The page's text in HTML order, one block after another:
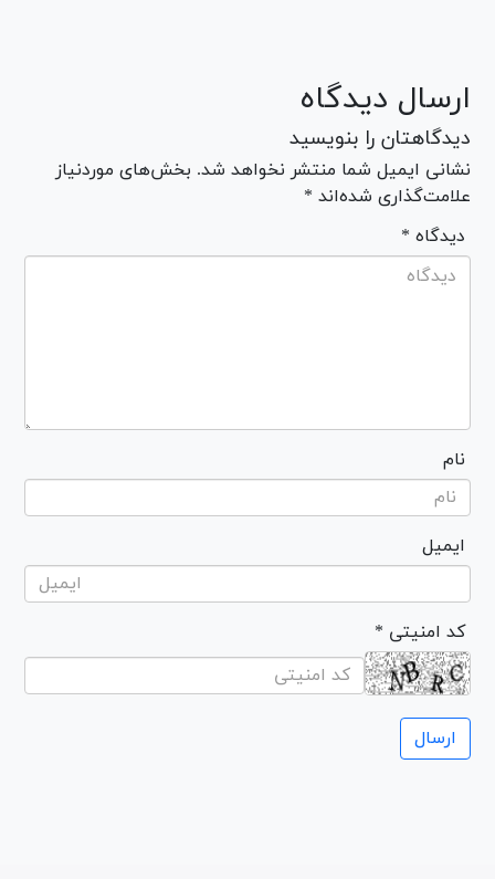
ارسال دیدگاه
دیدگاهتان را بنویسید
نشانی ایمیل شما منتشر نخواهد شد. بخش‌های موردنیاز
علامت‌گذاری شده‌اند *
* دیدگاه
نام
ایمیل
* کد امنیتی